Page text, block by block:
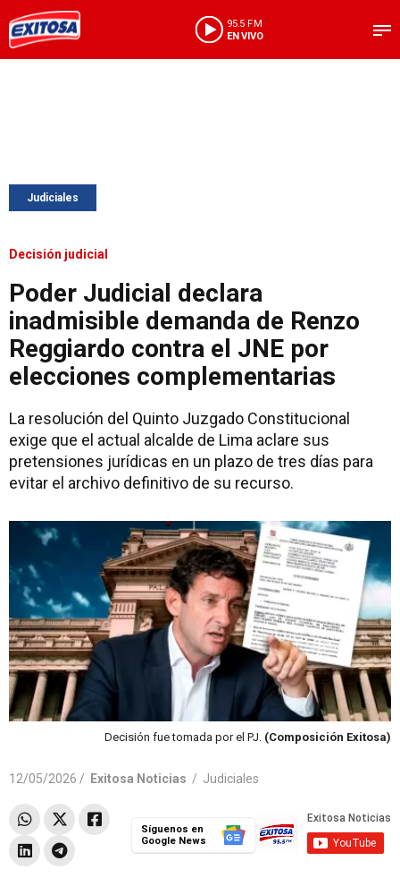
95.5 FM
EN VIVO
Judiciales
Decisión judicial
Poder Judicial declara
inadmisible demanda de Renzo
Reggiardo contra el JNE por
elecciones complementarias
La resolución del Quinto Juzgado Constitucional
exige que el actual alcalde de Lima aclare sus
pretensiones jurídicas en un plazo de tres días para
evitar el archivo definitivo de su recurso.
Decisión fue tomada por el PJ. (Composición Exitosa)
12/05/2026 / Exitosa Noticias / Judiciales
Síguenos en
Google News